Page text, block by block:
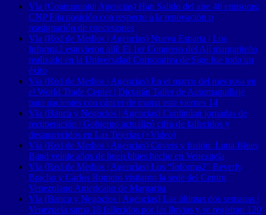
Vía (Contrapunto| Agencias) Han Salido del aire 46 emisoras:
CNP Fija posición con respecto a la renovación o
reasignación de concesiones
Vía (Red de Medios | Agencias) Nueva Esparta | Los
Informa2 estuvieron allí: El 1er Congreso del Ají margariteño
realizado en la Universidad Corporativa de Sigo fue todo un
éxito
Vía (Red de Medios | Agencias) En el marco del mes rosa en
el World Trade Center | Dictarán Taller de Automaquillaje
para pacientes con cáncer de mama este viernes 14
Vía (Banca y Negocios | Agencias) Continúan jornadas de
recuperación | Gobierno actualizó cifra de fallecidos y
desaparecidos en Las Tejerías (+Video)
Vía (Red de Medios | Agencias) Covers y fusión: Luna Blues
Band veinte años de buen blues hecho en Venezuela
Vía (Red de Medios | Agencias) Los “Informa2” Beverly
Bracho y Carlos Romero visitaron la sede del Centro
Venezolano Americano de Margarita
Vía (Banca y Negocios | Agencias) Las últimas dos semanas |
Venezuela suma 18 fallecidos por las lluvias y se registran 120